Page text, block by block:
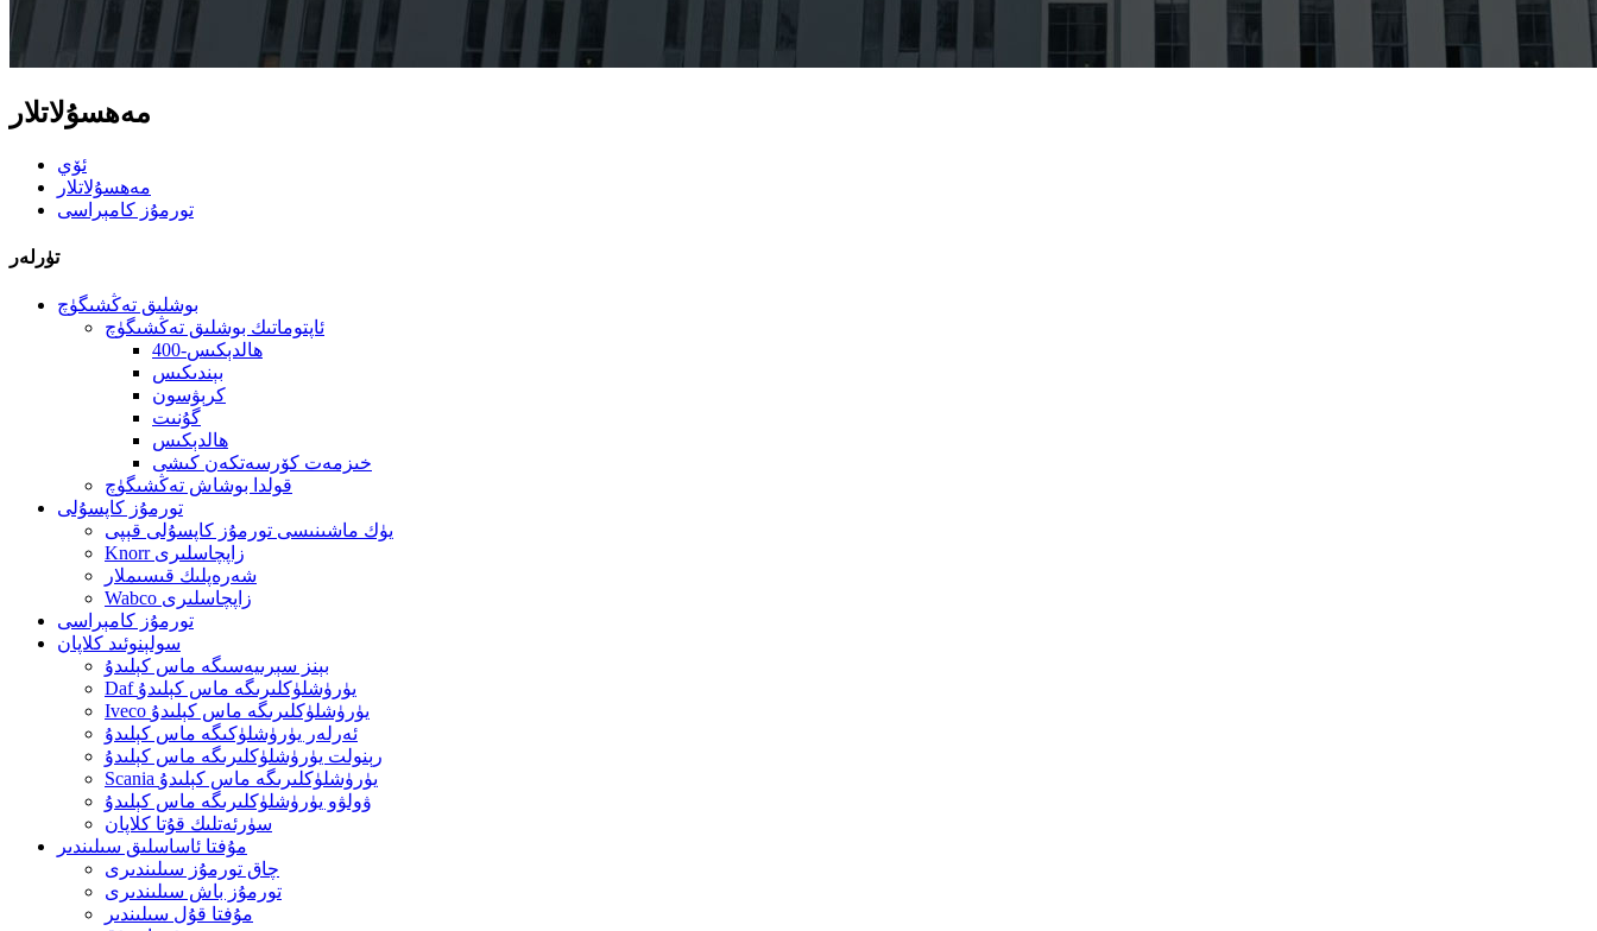
مەھسۇلاتلار
ئۆي
مەھسۇلاتلار
تورمۇز كامېراسى
تۈرلەر
بوشلىق تەڭشىگۈچ
ئاپتوماتىك بوشلىق تەڭشىگۈچ
400-ھالدېكىس
بېندىكىس
كرېۋسون
گۇنىت
ھالدېكىس
خىزمەت كۆرسەتكەن كىشى
قولدا بوشاش تەڭشىگۈچ
تورمۇز كاپسۇلى
يۈك ماشىنىسى تورمۇز كاپسۇلى قېپى
Knorr زاپچاسلىرى
شەرەپلىك قىسىملار
Wabco زاپچاسلىرى
تورمۇز كامېراسى
سولېنوئىد كلاپان
بېنز سېرىيەسىگە ماس كېلىدۇ
Daf يۈرۈشلۈكلىرىگە ماس كېلىدۇ
Iveco يۈرۈشلۈكلىرىگە ماس كېلىدۇ
ئەرلەر يۈرۈشلۈكىگە ماس كېلىدۇ
رېنولت يۈرۈشلۈكلىرىگە ماس كېلىدۇ
Scania يۈرۈشلۈكلىرىگە ماس كېلىدۇ
ۋولۋو يۈرۈشلۈكلىرىگە ماس كېلىدۇ
سۈرئەتلىك قۇتا كلاپان
مۇفتا ئاساسلىق سىلىندىر
چاق تورمۇز سىلىندىرى
تورمۇز باش سىلىندىرى
مۇفتا قۇل سىلىندىر